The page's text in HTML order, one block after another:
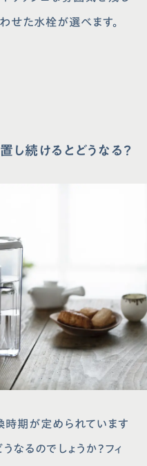
せた水栓が選べます。
し続けるとどうなる？
時期が定められています
なるのでしょうか？フィ